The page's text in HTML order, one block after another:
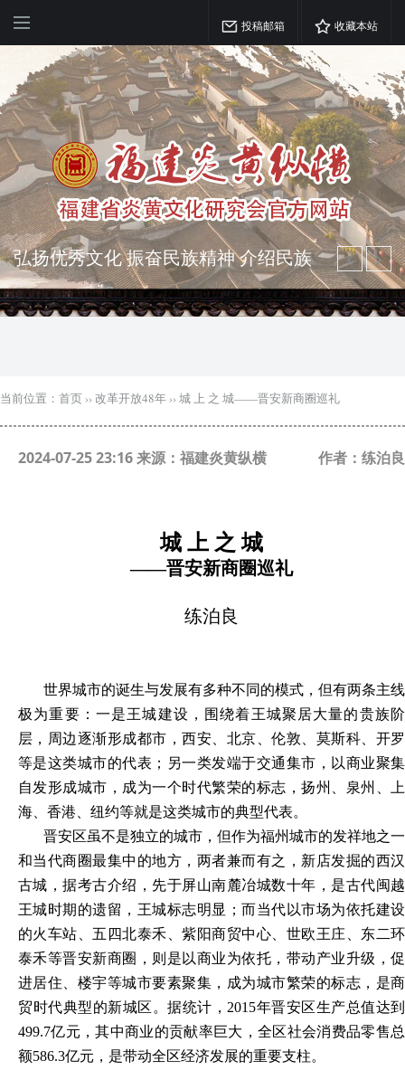
投稿邮箱 收藏本站
弘扬优秀文化 振奋民族精神 介绍民族
瑰宝 宣传中华精英
突出海西特色 报道台港澳侨 坚持古为
当前位置： 首页 ›› 改革开放48年 ›› 城 上 之 城——晋安新商圈巡礼
2024-07-25 23:16 来源：福建炎黄纵横 作者：练泊良
城 上 之 城
——晋安新商圈巡礼
练泊良
世界城市的诞生与发展有多种不同的模式，但有两条主线
极为重要：一是王城建设，围绕着王城聚居大量的贵族阶
层，周边逐渐形成都市，西安、北京、伦敦、莫斯科、开罗
等是这类城市的代表；另一类发端于交通集市，以商业聚集
自发形成城市，成为一个时代繁荣的标志，扬州、泉州、上
海、香港、纽约等就是这类城市的典型代表。
晋安区虽不是独立的城市，但作为福州城市的发祥地之一
和当代商圈最集中的地方，两者兼而有之，新店发掘的西汉
古城，据考古介绍，先于屏山南麓冶城数十年，是古代闽越
王城时期的遗留，王城标志明显；而当代以市场为依托建设
的火车站、五四北泰禾、紫阳商贸中心、世欧王庄、东二环
泰禾等晋安新商圈，则是以商业为依托，带动产业升级，促
进居住、楼宇等城市要素聚集，成为城市繁荣的标志，是商
贸时代典型的新城区。据统计， 2015年晋安区生产总值达到
499.7亿元，其中商业的贡献率巨大，全区社会消费品零售总
额586.3亿元，是带动全区经济发展的重要支柱。